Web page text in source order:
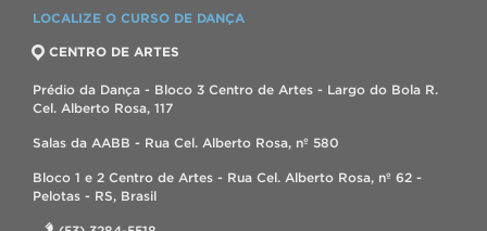
LOCALIZE O CURSO DE DANÇA
CENTRO DE ARTES
Prédio da Dança - Bloco 3 Centro de Artes - Largo do Bola R.
Cel. Alberto Rosa, 117
Salas da AABB - Rua Cel. Alberto Rosa, nº 580
Bloco 1 e 2 Centro de Artes - Rua Cel. Alberto Rosa, nº 62 -
Pelotas - RS, Brasil